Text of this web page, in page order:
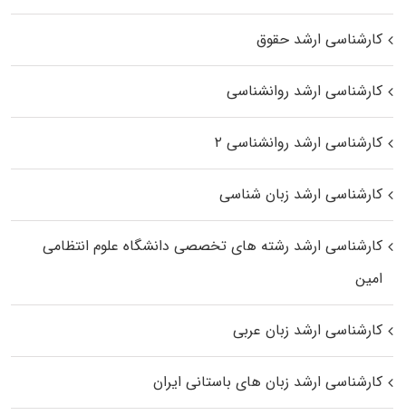
کارشناسی ارشد حقوق
کارشناسی ارشد روانشناسی
کارشناسی ارشد روانشناسی ۲
کارشناسی ارشد زبان شناسی
کارشناسی ارشد رﺷﺘﻪ ﻫﺎی تخصصی داﻧﺸﮕﺎه ﻋﻠﻮم انتظامی
اﻣﻴﻦ
کارشناسی ارشد زبان عربی
کارشناسی ارشد زبان‌ های باستانی ایران